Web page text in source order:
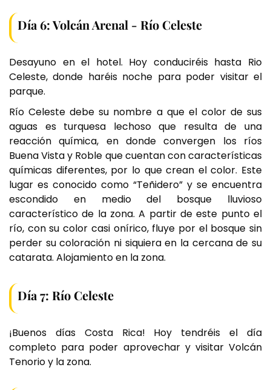
Día 6: Volcán Arenal - Río Celeste
Desayuno en el hotel. Hoy conduciréis hasta Rio
Celeste, donde haréis noche para poder visitar el
parque.
Río Celeste debe su nombre a que el color de sus
aguas es turquesa lechoso que resulta de una
reacción química, en donde convergen los ríos
Buena Vista y Roble que cuentan con características
químicas diferentes, por lo que crean el color. Este
lugar es conocido como “Teñidero” y se encuentra
escondido en medio del bosque lluvioso
característico de la zona. A partir de este punto el
río, con su color casi onírico, fluye por el bosque sin
perder su coloración ni siquiera en la cercana de su
catarata. Alojamiento en la zona.
Día 7: Río Celeste
¡Buenos días Costa Rica! Hoy tendréis el día
completo para poder aprovechar y visitar Volcán
Tenorio y la zona.